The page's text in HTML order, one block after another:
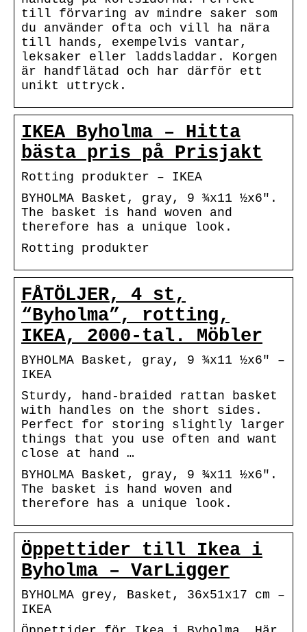
till förvaring av mindre saker som
du använder ofta och vill ha nära
till hands, exempelvis vantar,
leksaker eller laddsladdar. Korgen
är handflätad och har därför ett
unikt uttryck.
IKEA Byholma – Hitta
bästa pris på Prisjakt
Rotting produkter – IKEA
BYHOLMA Basket, gray, 9 ¾x11 ½x6″.
The basket is hand woven and
therefore has a unique look.
Rotting produkter
FÅTÖLJER, 4 st,
“Byholma”, rotting,
IKEA, 2000-tal. Möbler
BYHOLMA Basket, gray, 9 ¾x11 ½x6″ –
IKEA
Sturdy, hand-braided rattan basket
with handles on the short sides.
Perfect for storing slightly larger
things that you use often and want
close at hand …
BYHOLMA Basket, gray, 9 ¾x11 ½x6″.
The basket is hand woven and
therefore has a unique look.
Öppettider till Ikea i
Byholma – VarLigger
BYHOLMA grey, Basket, 36x51x17 cm –
IKEA